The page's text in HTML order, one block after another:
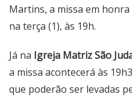
Martins, a missa em
na terça (1), às 19h.
Já na Igreja Matriz São
a missa acontecerá às
que poderão ser levadas